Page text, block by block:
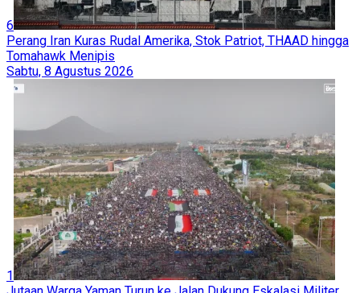
6
Perang Iran Kuras Rudal Amerika, Stok Patriot, THAAD hingga
Tomahawk Menipis
Sabtu, 8 Agustus 2026
1